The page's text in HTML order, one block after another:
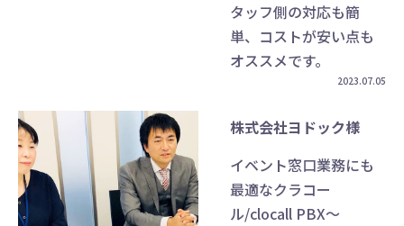
タッフ側の対応も簡
単、コストが安い点も
オススメです。
2023.07.05
株式会社ヨドック様
イベント窓⼝業務にも
最適なクラコー
ル/clocall PBX〜